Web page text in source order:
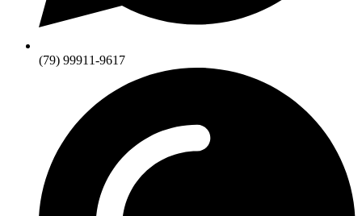
(79) 99911-9617